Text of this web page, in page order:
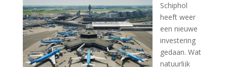
Schiphol
heeft weer
een nieuwe
investering
gedaan. Wat
natuurlijk